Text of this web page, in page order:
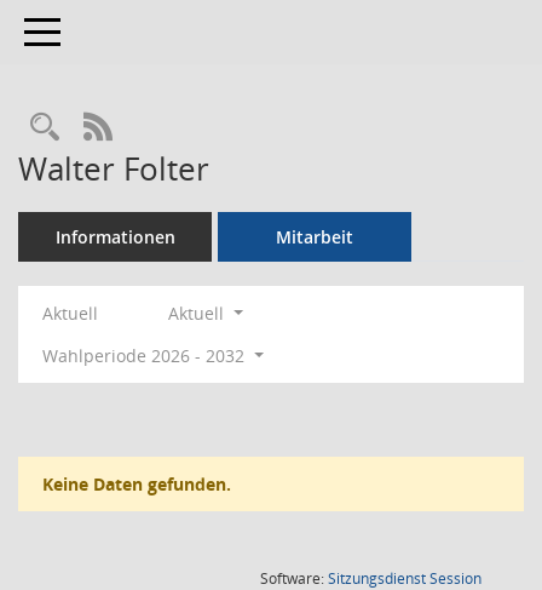
Toggle navigation
Rechercheauswahl
RSS-Feed
Walter Folter
Informationen Mitarbeit
Aktuell
Aktuell
Wahlperiode 2026 - 2032
Keine Daten gefunden.
Software:SitzungsdienstSession(Wird in